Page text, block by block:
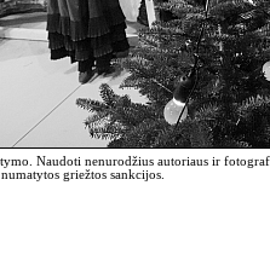
Naudoti nenurodžius autoriaus ir
griežtos sankcijos.